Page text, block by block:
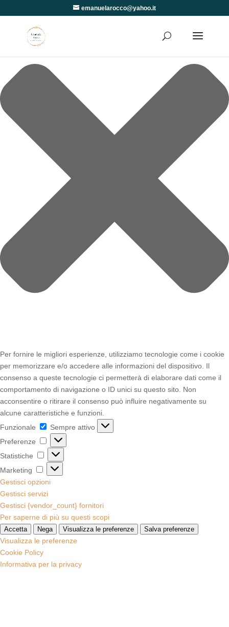
Per fornire le migliori esperienze, utilizziamo tecnologie come i cookie
per memorizzare e/o accedere alle informazioni del dispositivo. Il
consenso a queste tecnologie ci permetterà di elaborare dati come il
comportamento di navigazione o ID unici su questo sito. Non
acconsentire o ritirare il consenso può influire negativamente su
alcune caratteristiche e funzioni.
Funzionale
Funzionale
Sempre attivo
Preferenze
Preferenze
Statistiche Statistiche
Marketing
Marketing
Gestisci opzioni
Gestisci servizi
Gestisci {vendor_count} fornitori
Per saperne di più su questi scopi
Accetta Nega Visualizza le preferenze Salva preferenze
Visualizza le preferenze
Cookie Policy
Informativa per la privacy
emanuelarocco@yahoo.it